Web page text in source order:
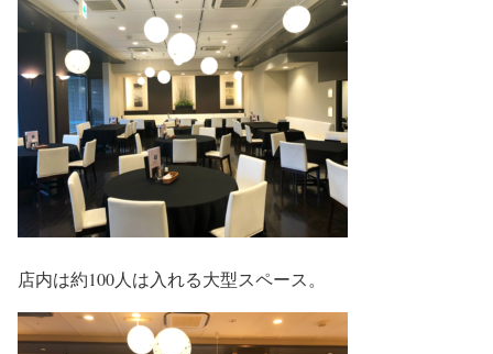
店内は約100人は入れる大型スペース。